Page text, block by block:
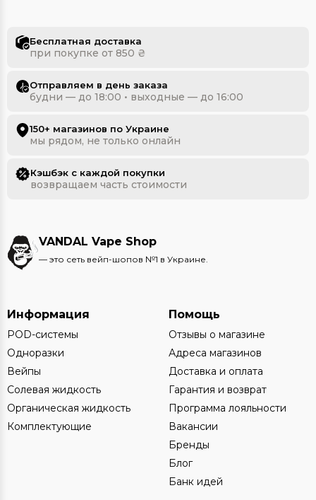
Бесплатная доставка
при покупке от 850 ₴
Отправляем в день заказа
будни — до 18:00 • выходные — до 16:00
150+ магазинов по Украине
мы рядом, не только онлайн
Кэшбэк с каждой покупки
возвращаем часть стоимости
VANDAL Vape Shop
— это сеть вейп-шопов №1 в Украине.
Информация
POD-системы
Одноразки
Вейпы
Солевая жидкость
Органическая жидкость
Комплектующие
Помощь
Отзывы о магазине
Адреса магазинов
Доставка и оплата
Гарантия и возврат
Программа лояльности
Вакансии
Бренды
Блог
Банк идей